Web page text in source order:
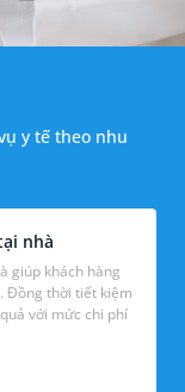
y tế theo nhu
nhà
giúp khách hàng
Đồng thời tiết kiệm